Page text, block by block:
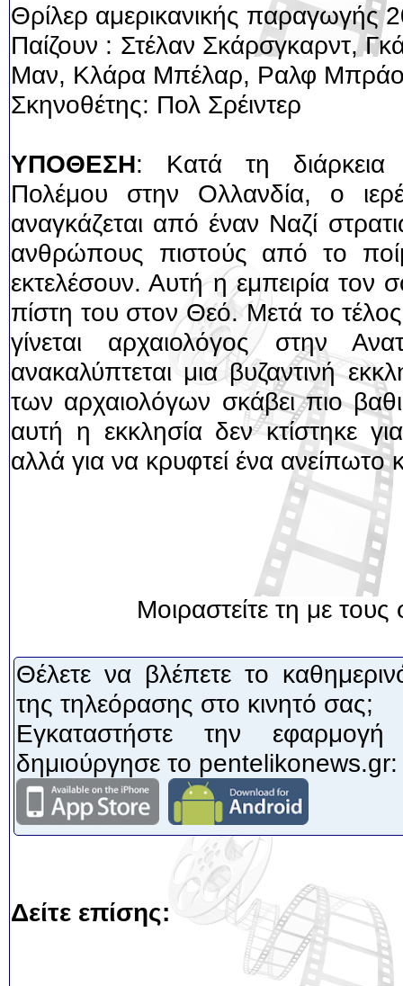
Θρίλερ αμερικανικής παραγωγής
Παίζουν : Στέλαν Σκάρσγκαρντ,
Μαν, Κλάρα Μπέλαρ, Ραλφ
Σκηνοθέτης: Πολ Σρέιντερ
ΥΠΟΘΕΣΗ: Κατά τη διάρκεια
Πολέμου στην Ολλανδία, ο
αναγκάζεται από έναν Ναζί
ανθρώπους πιστούς από το
εκτελέσουν. Αυτή η εμπειρία τον
πίστη του στον Θεό. Μετά το
γίνεται αρχαιολόγος στην
ανακαλύπτεται μια βυζαντινή
των αρχαιολόγων σκάβει πιο
αυτή η εκκλησία δεν κτίστηκε
αλλά για να κρυφτεί ένα ανείπωτο
Μοιραστείτε τη με
Θέλετε να βλέπετε το
της τηλεόρασης στο κινητό σας;
Εγκαταστήστε την
δημιούργησε το pentelikonews.gr:
Δείτε επίσης: